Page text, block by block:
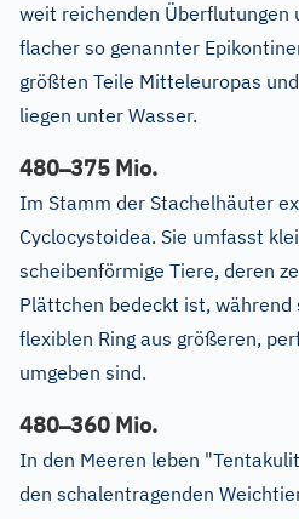
weit reichenden Überflutungen
flacher so genannter
größten Teile Mitteleuropas
liegen unter Wasser.
480–375 Mio.
Im Stamm der Stachelhäuter
Cyclocystoidea. Sie umfasst
scheibenförmige Tiere, deren
Plättchen bedeckt ist, während
flexiblen Ring aus größeren,
umgeben sind.
480–360 Mio.
In den Meeren leben
den schalentragenden